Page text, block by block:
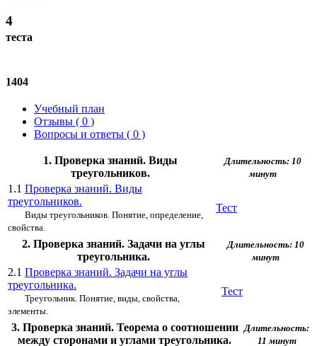
4
теста
1404
Учебный план
Отзывы ( 0 )
Вопросы и ответы ( 0 )
1. Проверка знаний. Виды
треугольников.
Длительность: 10
минут
1.1 Проверка знаний. Виды
треугольников.
Виды треугольников. Понятие, определение,
свойства.
Тест
2. Проверка знаний. Задачи на углы
треугольника.
Длительность: 10
минут
2.1 Проверка знаний. Задачи на углы
треугольника.
Треугольник. Понятие, виды, свойства,
элементы.
Тест
3. Проверка знаний. Теорема о соотношении
между сторонами и углами треугольника.
Длительность:
11 минут